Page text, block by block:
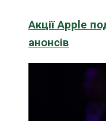
Акції Apple
анонсів